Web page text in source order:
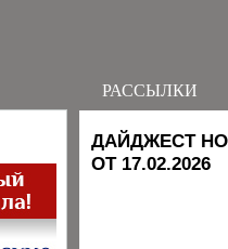
РАССЫЛКИ
ДАЙДЖЕСТ
ОТ 17.02.2026